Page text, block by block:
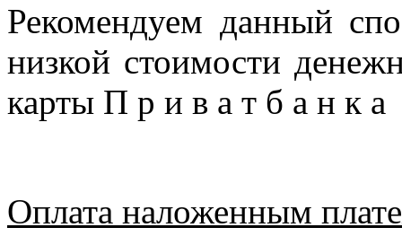
Рекомендуем данный
низкой стоимости
карты П р и в а т б а н к
Оплата наложенным